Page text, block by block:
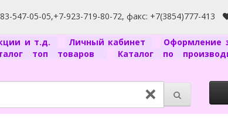
547-05-05,+7-923-719-80-72, факс: +7(3854)777-413
и т.д. Личный кабинет Оформление
топ товаров Каталог по
×